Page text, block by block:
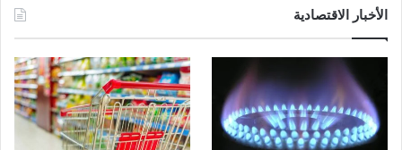
الأخبار الاقتصادية